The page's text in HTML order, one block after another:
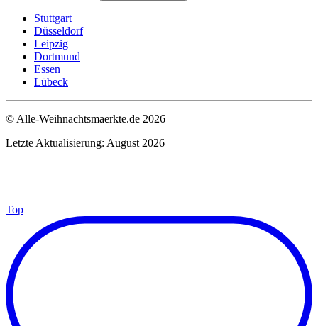
Stuttgart
Düsseldorf
Leipzig
Dortmund
Essen
Lübeck
© Alle-Weihnachtsmaerkte.de 2026
Letzte Aktualisierung: August 2026
Top